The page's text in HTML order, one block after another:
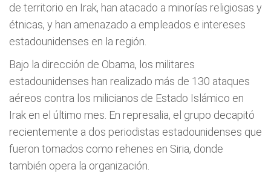
de territorio en Irak, han atacado a minorías religiosas y
étnicas, y han amenazado a empleados e intereses
estadounidenses en la región.
Bajo la dirección de Obama, los militares
estadounidenses han realizado más de 130 ataques
aéreos contra los milicianos de Estado Islámico en
Irak en el último mes. En represalia, el grupo decapitó
recientemente a dos periodistas estadounidenses que
fueron tomados como rehenes en Siria, donde
también opera la organización.